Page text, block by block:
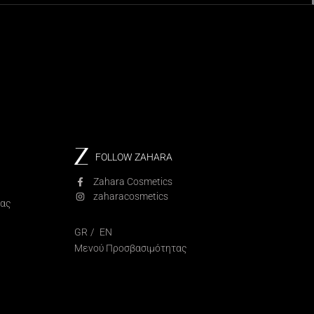
FOLLOW ZAHARA
Zahara Cosmetics
zaharacosmetics
GR
EN
Μενού Προσβασιμότητας